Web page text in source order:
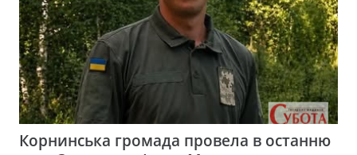
Корнинська громада провела в останню